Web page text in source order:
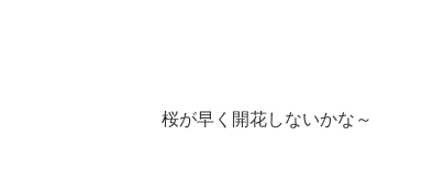
桜が早く開花しないかな～